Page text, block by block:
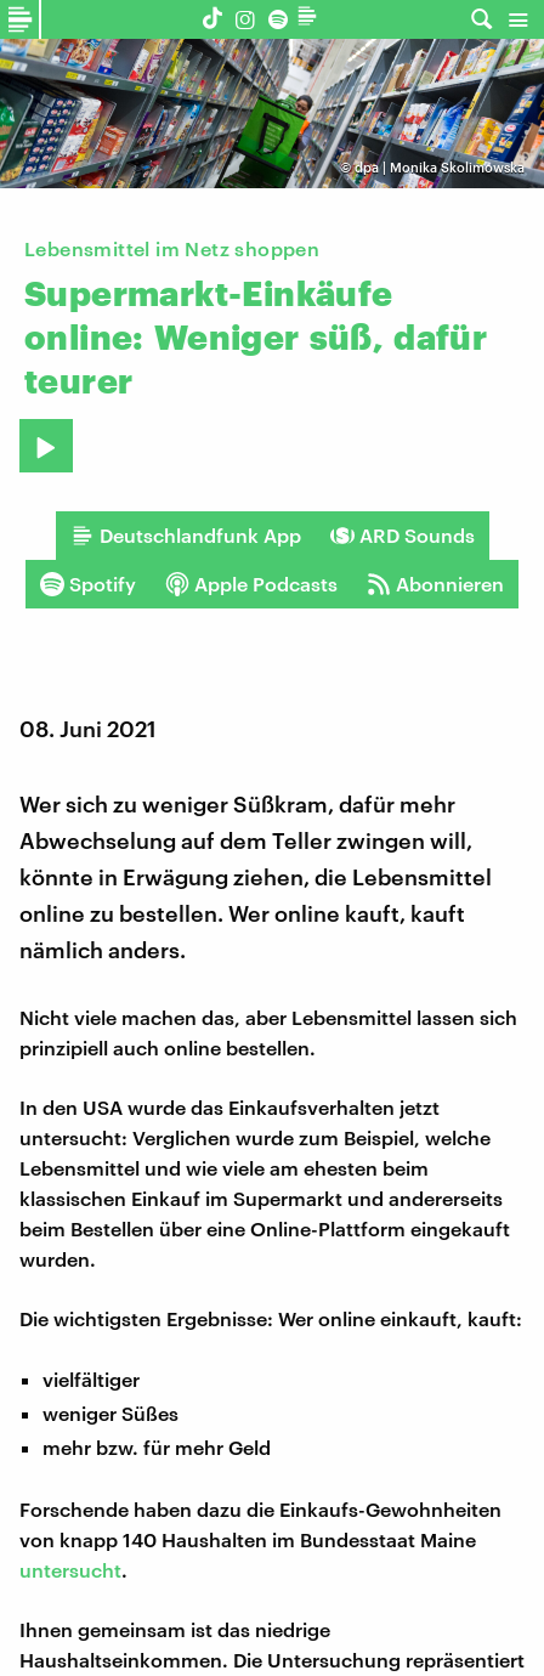
©dpa | Monika Skolimowska
Lebensmittel im Netz shoppen
Supermarkt-Einkäufe
online: Weniger süß, dafür
teurer
Deutschlandfunk App ARD Sounds
Spotify Apple Podcasts Abonnieren
08. Juni 2021
Wer sich zu weniger Süßkram, dafür mehr
Abwechselung auf dem Teller zwingen will,
könnte in Erwägung ziehen, die Lebensmittel
online zu bestellen. Wer online kauft, kauft
nämlich anders.
Nicht viele machen das, aber Lebensmittel lassen sich
prinzipiell auch online bestellen.
In den USA wurde das Einkaufsverhalten jetzt
untersucht: Verglichen wurde zum Beispiel, welche
Lebensmittel und wie viele am ehesten beim
klassischen Einkauf im Supermarkt und andererseits
beim Bestellen über eine Online-Plattform eingekauft
wurden.
Die wichtigsten Ergebnisse: Wer online einkauft, kauft:
vielfältiger
weniger Süßes
mehr bzw. für mehr Geld
Forschende haben dazu die Einkaufs-Gewohnheiten
von knapp 140 Haushalten im Bundesstaat Maine
untersucht.
Ihnen gemeinsam ist das niedrige
Haushaltseinkommen. Die Untersuchung repräsentiert